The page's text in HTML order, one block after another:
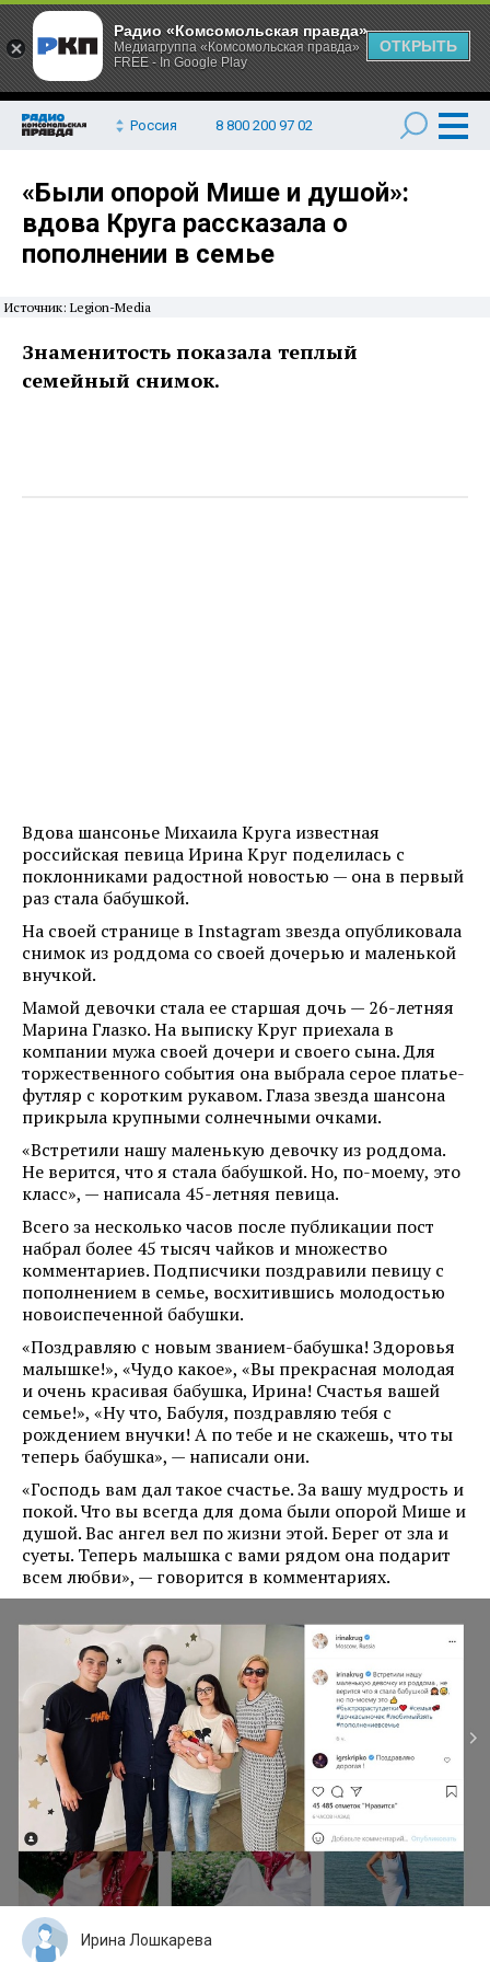
Россия 8 800 200 97 02
«Были опорой Мише и душой»:
вдова Круга рассказала о
пополнении в семье
Источник: Legion-Media
Знаменитость показала теплый
семейный снимок.
Вдова шансонье Михаила Круга известная
российская певица Ирина Круг поделилась с
поклонниками радостной новостью — она в первый
раз стала бабушкой.
На своей странице в Instagram звезда опубликовала
снимок из роддома со своей дочерью и маленькой
внучкой.
Мамой девочки стала ее старшая дочь — 26-летняя
Марина Глазко. На выписку Круг приехала в
компании мужа своей дочери и своего сына. Для
торжественного события она выбрала серое платье-
футляр с коротким рукавом. Глаза звезда шансона
прикрыла крупными солнечными очками.
«Встретили нашу маленькую девочку из роддома.
Не верится, что я стала бабушкой. Но, по-моему, это
класс», — написала 45-летняя певица.
Всего за несколько часов после публикации пост
набрал более 45 тысяч чайков и множество
комментариев. Подписчики поздравили певицу с
пополнением в семье, восхитившись молодостью
новоиспеченной бабушки.
«Поздравляю с новым званием-бабушка! Здоровья
малышке!», «Чудо какое», «Вы прекрасная молодая
и очень красивая бабушка, Ирина! Счастья вашей
семье!», «Ну что, Бабуля, поздравляю тебя с
рождением внучки! А по тебе и не скажешь, что ты
теперь бабушка», — написали они.
«Господь вам дал такое счастье. За вашу мудрость и
покой. Что вы всегда для дома были опорой Мише и
душой. Вас ангел вел по жизни этой. Берег от зла и
суеты. Теперь малышка с вами рядом она подарит
всем любви», — говорится в комментариях.
Ирина Лошкарева
Радио «Комсомольская правда»
Медиагруппа «Комсомольская правда»
FREE - In Google Play
ОТКРЫТЬ